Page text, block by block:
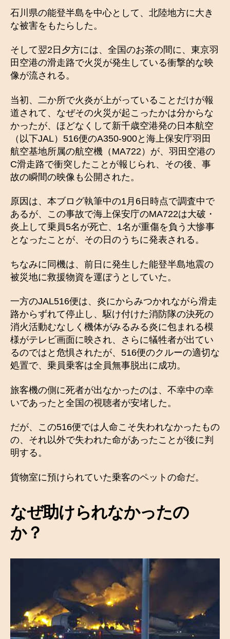
石川県の能登半島を中心として、北陸地方に大き
な被害をもたらした。
そして翌2日夕方には、全国のお茶の間に、東京羽
田空港の滑走路で火災が発生している衝撃的な映
像が流される。
当初、二か所で火炎が上がっていることだけが報
道されて、なぜその火災が起こったかは分からな
かったが、ほどなくして新千歳空港発の日本航空
（以下JAL）516便のA350-900と海上保安庁羽田
航空基地所属の航空機（MA722）が、羽田空港の
C滑走路で衝突したことが報じられ、その後、事
故の瞬間の映像も公開された。
原因は、本ブログ執筆中の1月6日時点で調査中で
あるが、この事故で海上保安庁のMA722は大破・
炎上して乗員5名が死亡、1名が重傷を負う大惨事
となったことが、その日のうちに発表される。
ちなみに同機は、前日に発生した能登半島地震の
被災地に救援物資を運ぼうとしていた。
一方のJAL516便は、炎にからみつかれながら滑走
路からずれて停止し、駆け付けた消防隊の決死の
消火活動むなしく機体がみるみる炎に包まれる模
様がテレビ画面に映され、さらに犠牲者が出てい
るのではと危惧されたが、516便のクルーの適切な
処置で、乗員乗客は全員無事脱出に成功。
旅客機の側に死者が出なかったのは、不幸中の幸
いであったと全国の視聴者が安堵した。
だが、この516便では人命こそ失われなかったもの
の、それ以外で失われた命があったことが後に判
明する。
貨物室に預けられていた乗客のペットの命だ。
なぜ助けられなかったの
か？